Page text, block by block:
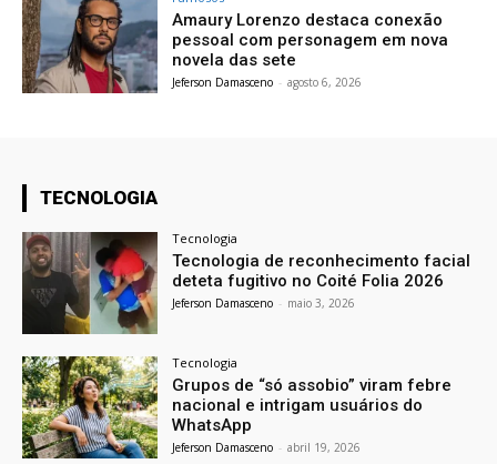
Amaury Lorenzo destaca conexão
pessoal com personagem em nova
novela das sete
Jeferson Damasceno - agosto 6, 2026
TECNOLOGIA
Tecnologia
Tecnologia de reconhecimento facial
deteta fugitivo no Coité Folia 2026
Jeferson Damasceno - maio 3, 2026
Tecnologia
Grupos de “só assobio” viram febre
nacional e intrigam usuários do
WhatsApp
Jeferson Damasceno - abril 19, 2026